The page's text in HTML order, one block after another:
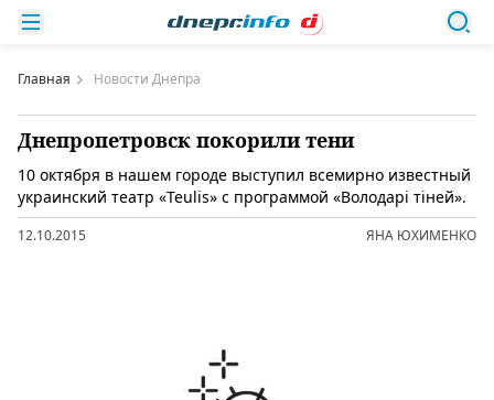
Главная Новости Днепра
Днепропетровск покорили тени
10 октября в нашем городе выступил всемирно известный
украинский театр «Teulis» с программой «Володарі тіней».
12.10.2015 ЯНА ЮХИМЕНКО